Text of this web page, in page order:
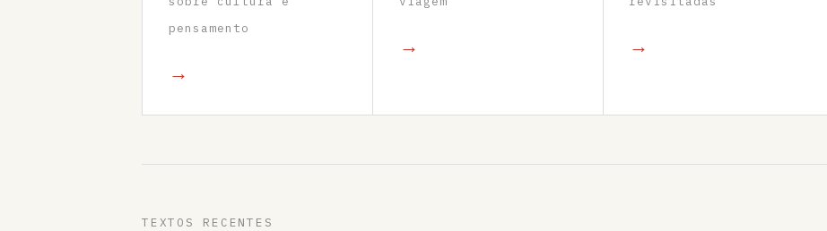
pensamento
→
→ →
TEXTOS RECENTES